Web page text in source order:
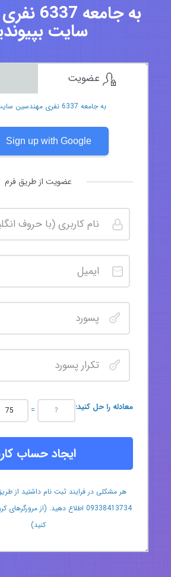
به
سایت
به جامعه 6337 نفری مهندسین سایت بپیوندید
Sign up with Google
عضویت از طریق فرم
:معادله را حل کنید =
ایجاد حساب
هر مشکلی در فرایند ثبت نام داشتید از
09338413734 اطلاع دهید. (از
کنید)